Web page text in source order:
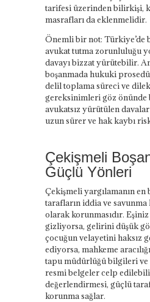
tarifesi üzerinden bilirkişi,
masrafları da eklenmelidir.
Önemli bir not: Türkiye’de
avukat tutma zorunluluğu
davayı bizzat yürütebilir.
boşanmada hukuki
delil toplama süreci ve
gereksinimleri göz
avukatsız yürütülen
uzun sürer ve hak kaybı
Çekişmeli
Güçlü Yönleri
Çekişmeli yargılamanın en
tarafların iddia ve savunma
olarak korunmasıdır. Eşiniz
gizliyorsa, gelirini düşük
çocuğun velayetini haksız
ediyorsa, mahkeme
tapu müdürlüğü bilgileri
resmi belgeler celp
değerlendirmesi, güçlü
korunma sağlar.